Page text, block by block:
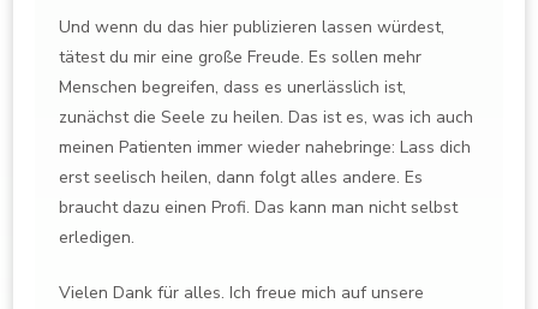
Und wenn du das hier publizieren lassen würdest,
tätest du mir eine große Freude. Es sollen mehr
Menschen begreifen, dass es unerlässlich ist,
zunächst die Seele zu heilen. Das ist es, was ich auch
meinen Patienten immer wieder nahebringe: Lass dich
erst seelisch heilen, dann folgt alles andere. Es
braucht dazu einen Profi. Das kann man nicht selbst
erledigen.
Vielen Dank für alles. Ich freue mich auf unsere